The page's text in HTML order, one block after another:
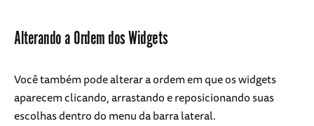
Alterando a Ordem dos Widgets
Você também pode alterar a ordem em que os widgets
aparecem clicando, arrastando e reposicionando suas
escolhas dentro do menu da barra lateral.